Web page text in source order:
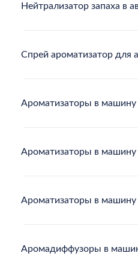
Нейтрализатор запаха в
Cпрей ароматизатор для
Ароматизаторы в
Ароматизаторы в машину
Ароматизаторы в
Аромадиффузоры в